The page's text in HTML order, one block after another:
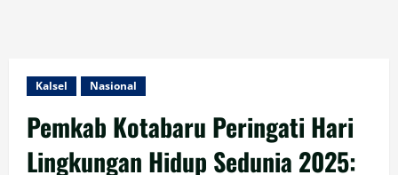
Kalsel Nasional
Pemkab Kotabaru Peringati Hari
Lingkungan Hidup Sedunia 2025: